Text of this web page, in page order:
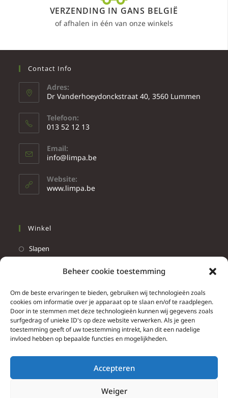
Beheer cookie toestemming
Om de beste ervaringen te bieden, gebruiken wij technologieën zoals
cookies om informatie over je apparaat op te slaan en/of te raadplegen.
Door in te stemmen met deze technologieën kunnen wij gegevens zoals
surfgedrag of unieke ID's op deze website verwerken. Als je geen
toestemming geeft of uw toestemming intrekt, kan dit een nadelige
invloed hebben op bepaalde functies en mogelijkheden.
Accepteren
Weiger
VERZENDING IN GANS BELGIË
of afhalen in één van onze winkels
Contact Info
Adres:
Dr Vanderhoeydonckstraat 40, 3560 Lummen
Telefoon:
013 52 12 13
Email:
info@limpa.be
Website:
www.limpa.be
Winkel
Slapen
Info
Contacteer ons
Algemene & bijzondere voorwaarden
Brief herroepingsrecht